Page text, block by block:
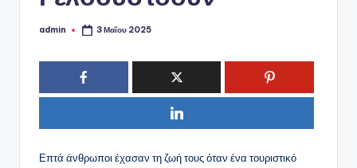
Συγγραφέας:
admin 3 Μαΐου 2025
Επτά άνθρωποι έχασαν τη ζωή τους όταν ένα τουριστικό